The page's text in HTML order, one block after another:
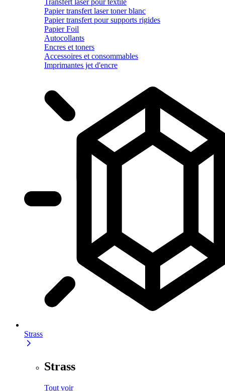
Papier transfert laser toner blanc
Papier transfert pour supports rigides
Papier Foil
Autocollants
Encres et toners
Accessoires et consommables
Imprimantes jet d'encre
Strass
Strass
Tout voir